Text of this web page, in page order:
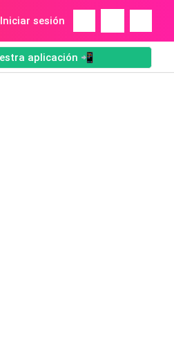
Iniciar sesión
aplicación 📲